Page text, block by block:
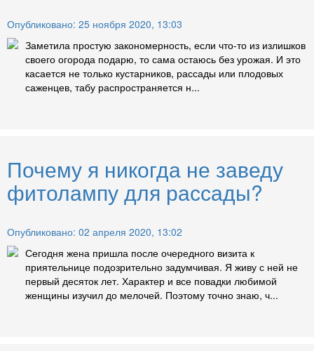
Опубликовано: 25 ноября 2020, 13:03
Заметила простую закономерность, если что-то из излишков
своего огорода подарю, то сама остаюсь без урожая. И это
касается не только кустарников, рассады или плодовых
саженцев, табу распространяется н...
Почему я никогда не заведу
фитолампу для рассады?
Опубликовано: 02 апреля 2020, 13:02
Сегодня жена пришла после очередного визита к
приятельнице подозрительно задумчивая. Я живу с ней не
первый десяток лет. Характер и все повадки любимой
женщины изучил до мелочей. Поэтому точно знаю, ч...